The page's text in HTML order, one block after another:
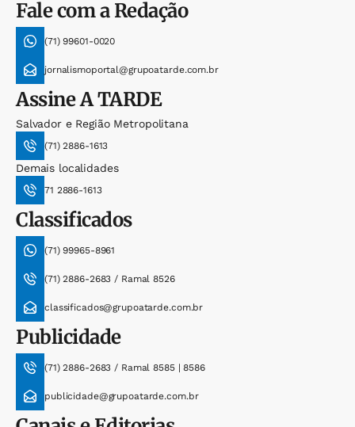
Fale com a Redação
(71) 99601-0020
jornalismoportal@grupoatarde.com.br
AssineA TARDE
Salvador e Região Metropolitana
(71) 2886-1613
Demais localidades
71 2886-1613
Classificados
(71) 99965-8961
(71) 2886-2683 / Ramal 8526
classificados@grupoatarde.com.br
Publicidade
(71) 2886-2683 / Ramal 8585 | 8586
publicidade@grupoatarde.com.br